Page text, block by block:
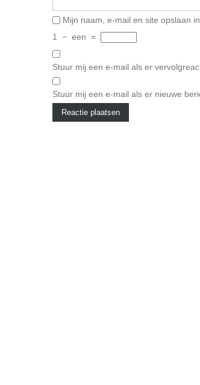
Mijn naam, e-mail en site opslaan
1
− een =
Stuur mij een e-mail als er
Stuur mij een e-mail als er nieuwe